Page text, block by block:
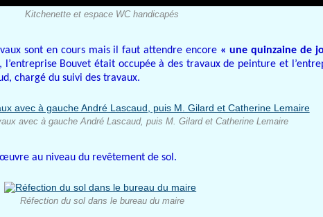
Kitchenette et espace WC handicapés
sont en cours mais il faut attendre encore « une quinzaine de
Bouvet était occupée à des travaux de peinture et
chargé du suivi des travaux.
avec à gauche André Lascaud, puis M. Gilard et Catherine Lemaire
au niveau du revêtement de sol.
Réfection du sol dans le bureau du maire